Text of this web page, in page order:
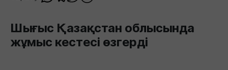
Шығыс Қазақстан облысында
жұмыс кестесі өзгерді